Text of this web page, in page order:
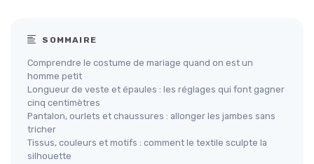
SOMMAIRE
Comprendre le costume de mariage quand on est un
homme petit
Longueur de veste et épaules : les réglages qui font gagner
cinq centimètres
Pantalon, ourlets et chaussures : allonger les jambes sans
tricher
Tissus, couleurs et motifs : comment le textile sculpte la
silhouette